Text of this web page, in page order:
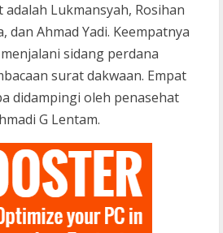
adalah Lukmansyah, Rosihan
dan Ahmad Yadi. Keempatnya
sidang perdana
surat dakwaan. Empat
didampingi oleh penasehat
G Lentam.